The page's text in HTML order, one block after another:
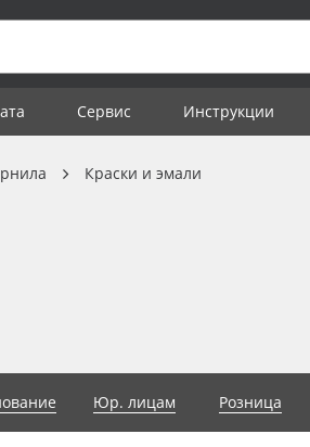
Сервис Инструкции
Краски и эмали
Юр. лицам Розница